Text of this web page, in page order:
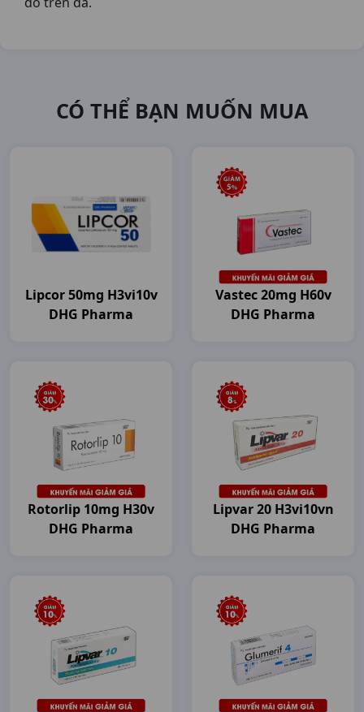
CÓ THỂ BẠN MUỐN MUA
Lipcor 50mg H3vi10v
DHG Pharma
Vastec 20mg H60v
DHG Pharma
Rotorlip 10mg H30v
DHG Pharma
Lipvar 20 H3vi10vn
DHG Pharma